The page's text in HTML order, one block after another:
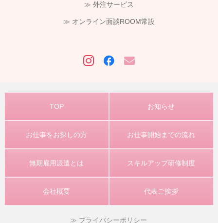
≫ 外注サービス
≫ オンライン面談ROOM常設
TOP お知らせ
お仕事をお探しの方 お仕事開始までの流れ
無期雇用派遣とは スキルアップ研修制度
会社概要 代表ご挨拶
プライバシーポリシー